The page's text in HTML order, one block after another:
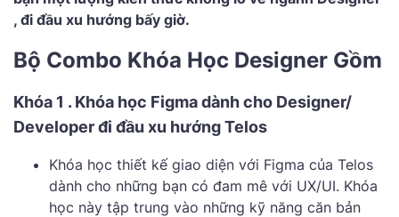
, đi đầu xu hướng bấy giờ.
Bộ Combo Khóa Học Designer Gồm
Khóa 1 . Khóa học Figma dành cho Designer/
Developer đi đầu xu hướng Telos
Khóa học thiết kế giao diện với Figma của Telos
dành cho những bạn có đam mê với UX/UI. Khóa
học này tập trung vào những kỹ năng căn bản